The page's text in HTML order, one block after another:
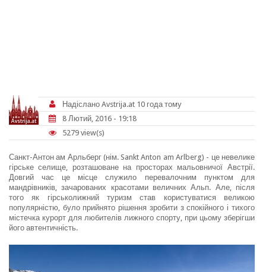
Надіслано Avstrija.at 10 года тому
8 Лютий, 2016 - 19:18
5279 view(s)
Санкт-Антон ам Арльберг (нім. Sankt Anton am Arlberg) - це невелике
гірське селище, розташоване на просторах мальовничої Австрії.
Довгий час це місце служило перевалочним пунктом для
мандрівників, зачарованих красотами величних Альп. Але, після
того як гірськолижний туризм став користуватися великою
популярністю, було прийнято рішення зробити з спокійного і тихого
містечка курорт для любителів лижного спорту, при цьому зберігши
його автентичність.